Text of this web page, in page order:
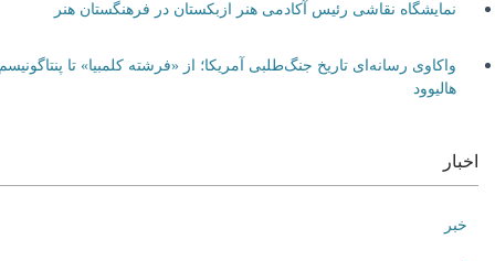
نمایشگاه نقاشی رئیس آکادمی هنر ازبکستان در فرهنگستان هنر
واکاوی رسانه‌ای تاریخ جنگ‌طلبی آمریکا؛ از «فرشته کلمبیا» تا پنتاگونیسم
هالیوود
اخبار
خبر